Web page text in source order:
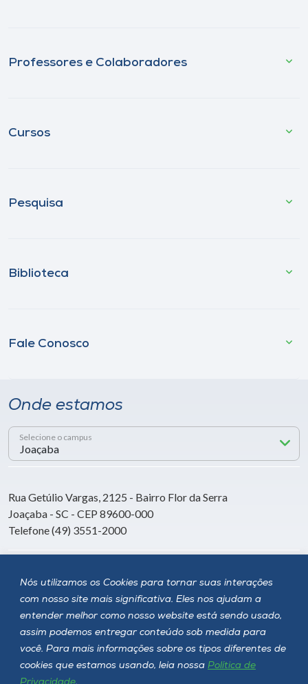
Nós utilizamos os Cookies para tornar suas interações
com nosso site mais significativa. Eles nos ajudam a
entender melhor como nosso website está sendo usado,
assim podemos entregar conteúdo sob medida para
você. Para mais informações sobre os tipos diferentes de
cookies que estamos usando, leia nossa Política de
Privacidade.
Professores e Colaboradores
Cursos
Pesquisa
Biblioteca
Fale Conosco
Onde estamos
Selecione o campus
Rua Getúlio Vargas, 2125 - Bairro Flor da Serra
Joaçaba - SC - CEP 89600-000
Telefone (49) 3551-2000
Siga a Unoesc